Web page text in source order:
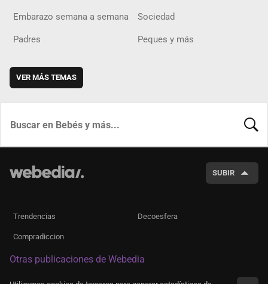
Embarazo semana a semana Sociedad
Padres Peques y más
VER MÁS TEMAS
SUBIR
Trendencias Decoesfera
Compradiccion
Otras publicaciones de Webedia